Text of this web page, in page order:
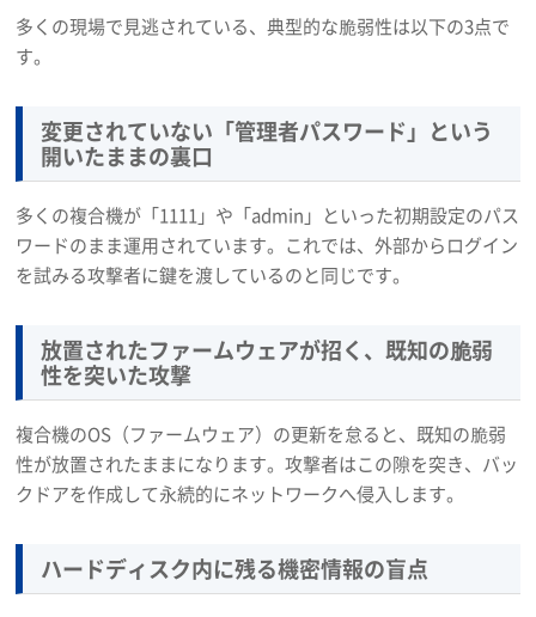
多くの現場で見逃されている、典型的な脆弱性は以下の3点で
す。
変更されていない「管理者パスワード」という
開いたままの裏口
多くの複合機が「1111」や「admin」といった初期設定のパス
ワードのまま運用されています。これでは、外部からログイン
を試みる攻撃者に鍵を渡しているのと同じです。
放置されたファームウェアが招く、既知の脆弱
性を突いた攻撃
複合機のOS（ファームウェア）の更新を怠ると、既知の脆弱
性が放置されたままになります。攻撃者はこの隙を突き、バッ
クドアを作成して永続的にネットワークへ侵入します。
ハードディスク内に残る機密情報の盲点